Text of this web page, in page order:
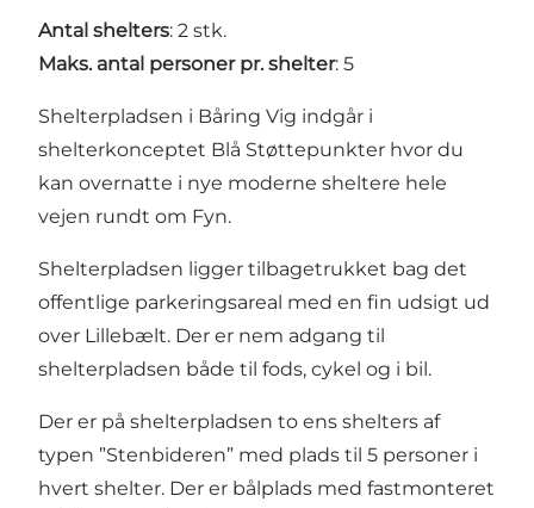
Antal shelters: 2 stk.
Maks. antal personer pr. shelter: 5
Shelterpladsen i Båring Vig indgår i
shelterkonceptet Blå Støttepunkter hvor du
kan overnatte i nye moderne sheltere hele
vejen rundt om Fyn.
Shelterpladsen ligger tilbagetrukket bag det
offentlige parkeringsareal med en fin udsigt ud
over Lillebælt. Der er nem adgang til
shelterpladsen både til fods, cykel og i bil.
Der er på shelterpladsen to ens shelters af
typen ”Stenbideren” med plads til 5 personer i
hvert shelter. Der er bålplads med fastmonteret